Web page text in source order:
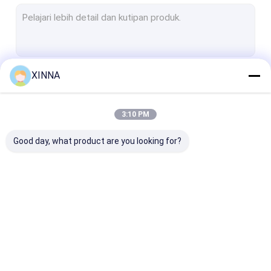
Membran Nilon
Penjaga Transduser
XINNA
3:10 PM
Good day, what product are you looking for?